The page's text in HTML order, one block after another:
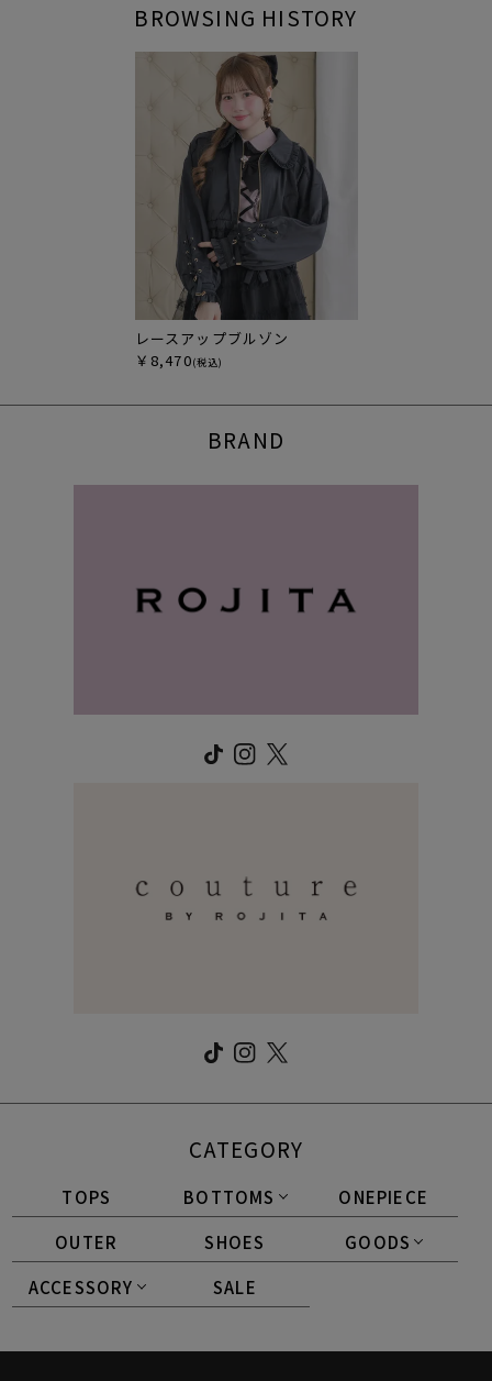
BROWSING HISTORY
レースアップブルゾン
￥8,470(税込)
BRAND
CATEGORY
TOPS BOTTOMS
ONEPIECE
OUTER
SHOES
GOODS
ACCESSORY
SALE